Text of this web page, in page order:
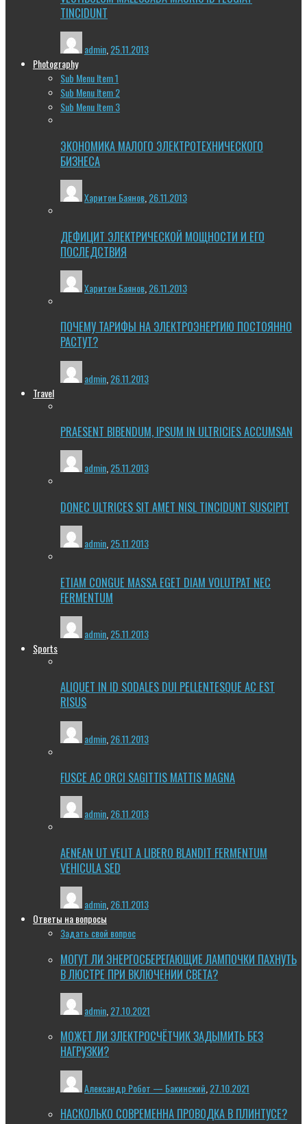
TINCIDUNT
admin,25.11.2013
Photography
Sub Menu Item 1
Sub Menu Item 2
Sub Menu Item 3
ЭКОНОМИКА МАЛОГО ЭЛЕКТРОТЕХНИЧЕСКОГО
БИЗНЕСА
Харитон Баянов 26.11.2013
ДЕФИЦИТ ЭЛЕКТРИЧЕСКОЙ МОЩНОСТИ И ЕГО
ПОСЛЕДСТВИЯ
Харитон Баянов 26.11.2013
ПОЧЕМУ ТАРИФЫ НА ЭЛЕКТРОЭНЕРГИЮ ПОСТОЯННО
РАСТУТ?
admin 26.11.2013
Travel
PRAESENT BIBENDUM, IPSUM IN ULTRICIES ACCUMSAN
admin,25.11.2013
DONEC ULTRICES SIT AMET NISL TINCIDUNT SUSCIPIT
admin 25.11.2013
ETIAM CONGUE MASSA EGET DIAM VOLUTPAT NEC
FERMENTUM
admin 25.11.2013
Sports
ALIQUET IN ID SODALES DUI PELLENTESQUE AC EST
RISUS
admin 26.11.2013
FUSCE AC ORCI SAGITTIS MATTIS MAGNA
admin,26.11.2013
AENEAN UT VELIT A LIBERO BLANDIT FERMENTUM
VEHICULA SED
admin 26.11.2013
Ответы на вопросы
Задать свой вопрос
МОГУТ ЛИ ЭНЕРГОСБЕРЕГАЮЩИЕ ЛАМПОЧКИ ПАХНУТЬ
В ЛЮСТРЕ ПРИ ВКЛЮЧЕНИИ СВЕТА?
admin 27.10.2021
МОЖЕТ ЛИ ЭЛЕКТРОСЧЁТЧИК ЗАДЫМИТЬ БЕЗ
НАГРУЗКИ?
Александр Робот — Бакинский 27.10.2021
НАСКОЛЬКО СОВРЕМЕННА ПРОВОДКА В ПЛИНТУСЕ?